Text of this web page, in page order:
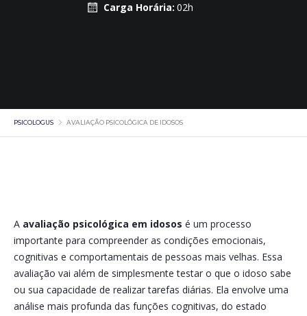
Carga Horária: 02h
PSICOLOGUS AVALIAÇÃO PSICOLÓGICA DE IDOSOS
A avaliação psicológica em idosos é um processo
importante para compreender as condições emocionais,
cognitivas e comportamentais de pessoas mais velhas. Essa
avaliação vai além de simplesmente testar o que o idoso sabe
ou sua capacidade de realizar tarefas diárias. Ela envolve uma
análise mais profunda das funções cognitivas, do estado